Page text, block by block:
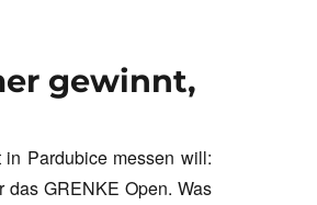
gewinnt,
Pardubice messen will:
das GRENKE Open. Was